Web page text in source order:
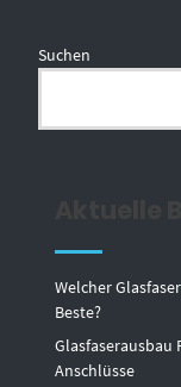
Suchen
Welcher
Beste?
Glasfaserausbau
Anschlüsse